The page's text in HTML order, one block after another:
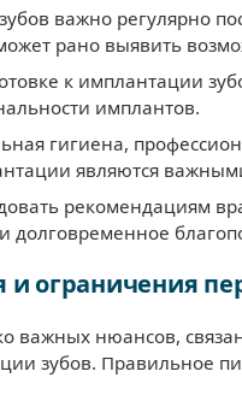
важно регулярно
рано выявить
к имплантации
имплантов.
гигиена,
являются
рекомендациям
долговременное
ограничения
важных нюансов,
зубов. Правильное